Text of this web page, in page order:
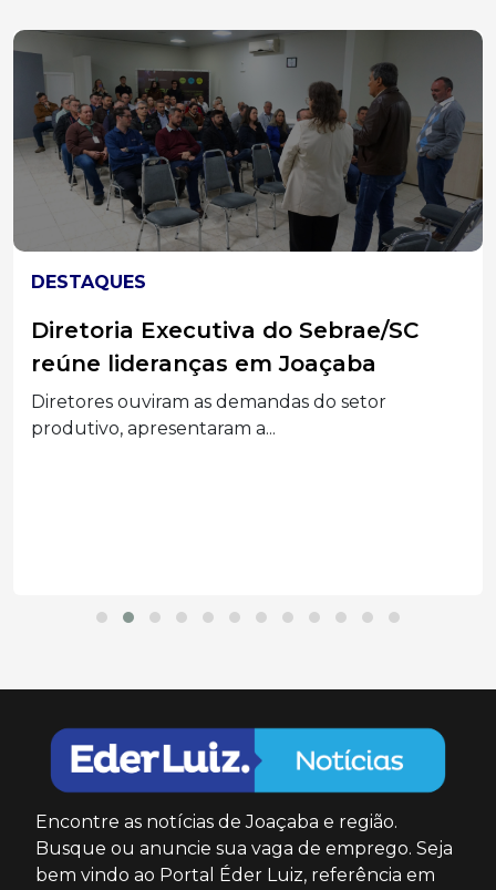
DESTAQUES
Diretoria Executiva do Sebrae/SC
reúne lideranças em Joaçaba
Diretores ouviram as demandas do setor
produtivo, apresentaram a...
Encontre as notícias de Joaçaba e região.
Busque ou anuncie sua vaga de emprego. Seja
bem vindo ao Portal Éder Luiz, referência em